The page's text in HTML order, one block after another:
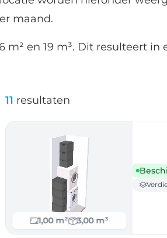
maand.
en 19 m³. Dit resulteert
11 resultaten
1,00 m² 3,00 m³